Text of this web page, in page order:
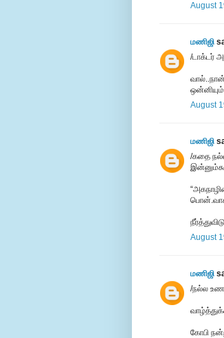
August
மணிஜி
/டாக்டர்
August
மணிஜி
/கதை
August
மணிஜி
/நல்ல
கோபி